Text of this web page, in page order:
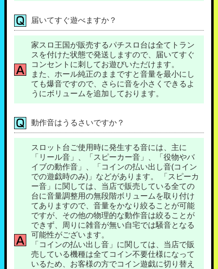
届いてすぐ遊べますか？
家スロ王国が販売するパチスロ台は全てトラン
スを付けた状態で発送しますので、届いてすぐ
コンセントに刺してお遊びいただけます。
また、ホール純正のままですと音量を最小にし
ても爆音ですので、さらに音を小さくできるよ
うにボリュームを追加しております。
動作音はうるさいですか？
スロット台ご使用時に発生する音には、主に
「リール音」、「スピーカー音」、「役物やバ
イブの動作音」、「コインの払い出し音(コイン
での遊戯時のみ)」などがあります。 「スピーカ
ー音」に関しては、当店で販売している全ての
台に音量調整用の無段階ボリュームを取り付け
てありますので、音量をかなり絞ることが可能
ですが、その他の物理的な動作音は絞ることが
できず、周りに雑音が無い自宅では騒音となる
可能性がございます。
「コインの払い出し音」に関しては、当店で販
売している機種は全てコイン不要仕様になって
いるため、お客様の方でコイン遊戯に切り替え